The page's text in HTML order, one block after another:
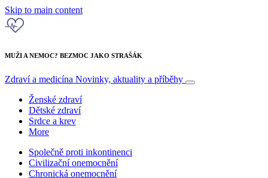
Skip to main content
MUŽI A NEMOC? BEZMOC JAKO STRAŠÁK
Zdraví a medicína Novinky, aktuality a příběhy
Ženské zdraví
Dětské zdraví
Srdce a krev
More
Společně proti inkontinenci
Civilizační onemocnění
Chronická onemocnění